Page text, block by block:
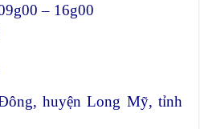
– 16g00
huyện Long Mỹ, tỉnh